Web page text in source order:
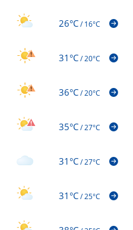
26°C/16°C
31°C/20°C
36°C/20°C
35°C/27°C
31°C/27°C
31°C/25°C